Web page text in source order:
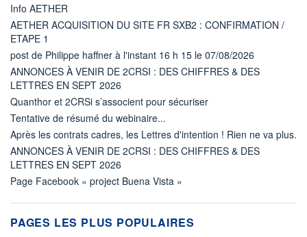
Info AETHER
AETHER ACQUISITION DU SITE FR SXB2 : CONFIRMATION /
ETAPE 1
post de Philippe haffner à l'instant 16 h 15 le 07/08/2026
ANNONCES À VENIR DE 2CRSI : DES CHIFFRES & DES
LETTRES EN SEPT 2026
Quanthor et 2CRSi s’associent pour sécuriser
Tentative de résumé du webinaire...
Après les contrats cadres, les Lettres d'intention ! Rien ne va plus.
ANNONCES À VENIR DE 2CRSI : DES CHIFFRES & DES
LETTRES EN SEPT 2026
Page Facebook « project Buena Vista »
PAGES LES PLUS POPULAIRES